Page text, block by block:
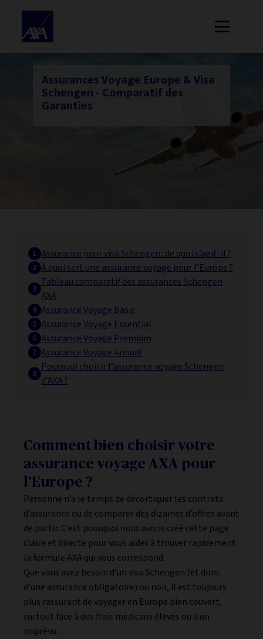
Assurances Voyage Europe & Visa
Schengen - Comparatif des
Garanties
Assurance pour visa Schengen : de quoi s’agit-il ?
À quoi sert une assurance voyage pour l’Europe ?
Tableau comparatif des assurances Schengen
AXA
Assurance Voyage Basic
Assurance Voyage Essential
Assurance Voyage Premium
Assurance Voyage Annual
Pourquoi choisir l’assurance voyage Schengen
d’AXA ?
Comment bien choisir votre
assurance voyage AXA pour
l’Europe ?
Personne n’a le temps de décortiquer les contrats
d’assurance ou de comparer des dizaines d’offres avant
de partir. C’est pourquoi nous avons créé cette page
claire et directe pour vous aider à trouver rapidement
la formule AXA qui vous correspond.
Que vous ayez besoin d’un visa Schengen (et donc
d’une assurance obligatoire) ou non, il est toujours
plus rassurant de voyager en Europe bien couvert,
surtout face à des frais médicaux élevés ou à un
imprévu.